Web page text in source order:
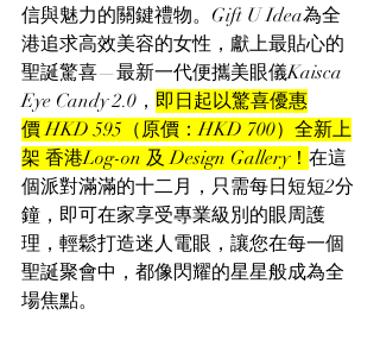
信與魅力的關鍵禮物。Gift U Idea為全
港追求高效美容的女性，獻上最貼心的
聖誕驚喜—最新一代便攜美眼儀Kaisca
Eye Candy 2.0， 即日起以驚喜優惠
價 HKD 595（原價：HKD 700）全新上
架 香港Log-on 及 Design Gallery！ 在這
個派對滿滿的十二月，只需每日短短2分
鐘，即可在家享受專業級別的眼周護
理，輕鬆打造迷人電眼，讓您在每一個
聖誕聚會中，都像閃耀的星星般成為全
場焦點。